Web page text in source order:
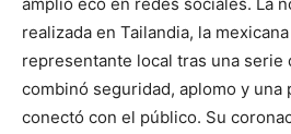
amplio eco en redes sociales. La
realizada en Tailandia, la
representante local tras una serie
combinó seguridad, aplomo y una
conectó con el público. Su